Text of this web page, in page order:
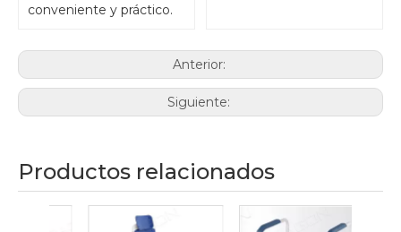
conveniente y práctico.
Anterior:
Siguiente:
Productos relacionados